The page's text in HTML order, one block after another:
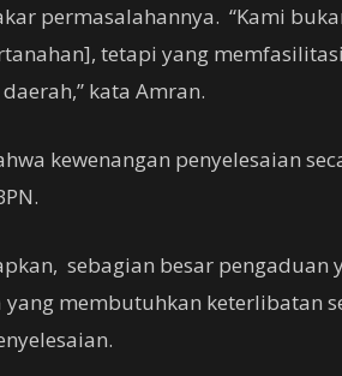
permasalahannya. “Kami
tetapi yang
kata Amran.
kewenangan penyelesaian
sebagian besar pengaduan
yang membutuhkan keterlibatan